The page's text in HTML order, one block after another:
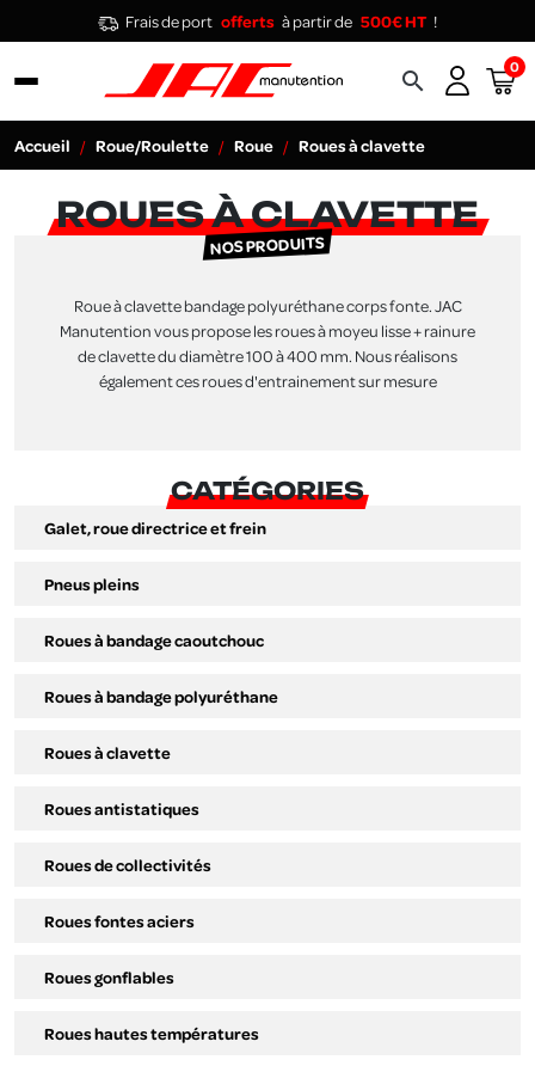
Frais de port offerts à partir de 500€ HT !
search 0
Accueil Roue/Roulette Roue Roues à clavette
ROUES À CLAVETTE
NOS PRODUITS
Roue à clavette bandage polyuréthane corps fonte. JAC
Manutention vous propose les roues à moyeu lisse + rainure
de clavette du diamètre 100 à 400 mm. Nous réalisons
également ces roues d'entrainement sur mesure
CATÉGORIES
Galet, roue directrice et frein
Pneus pleins
Roues à bandage caoutchouc
Roues à bandage polyuréthane
Roues à clavette
Roues antistatiques
Roues de collectivités
Roues fontes aciers
Roues gonflables
Roues hautes températures